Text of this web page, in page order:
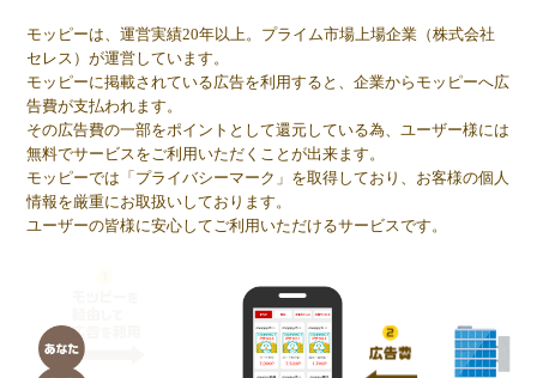
モッピーは、運営実績20年以上。プライム市場上場企業（株式会社
セレス）が運営しています。
モッピーに掲載されている広告を利用すると、企業からモッピーへ広
告費が支払われます。
その広告費の一部をポイントとして還元している為、ユーザー様には
無料でサービスをご利用いただくことが出来ます。
モッピーでは「プライバシーマーク」を取得しており、お客様の個人
情報を厳重にお取扱いしております。
ユーザーの皆様に安心してご利用いただけるサービスです。